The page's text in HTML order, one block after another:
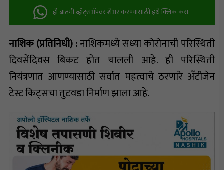
ही बातमी व्हॉट्सअ‍ॅपवर शेअर करण्यासाठी इथे क्लिक करा
नाशिक (प्रतिनिधी) :नाशिकमध्ये सध्या कोरोनाची परिस्थिती
दिवसेंदिवस बिकट होत चालली आहे. ही परिस्थिती
नियंत्रणात आणण्यासाठी सर्वात महत्वाचे ठरणारे अँटीजेन
टेस्ट किट्सचा तुटवडा निर्माण झाला आहे.